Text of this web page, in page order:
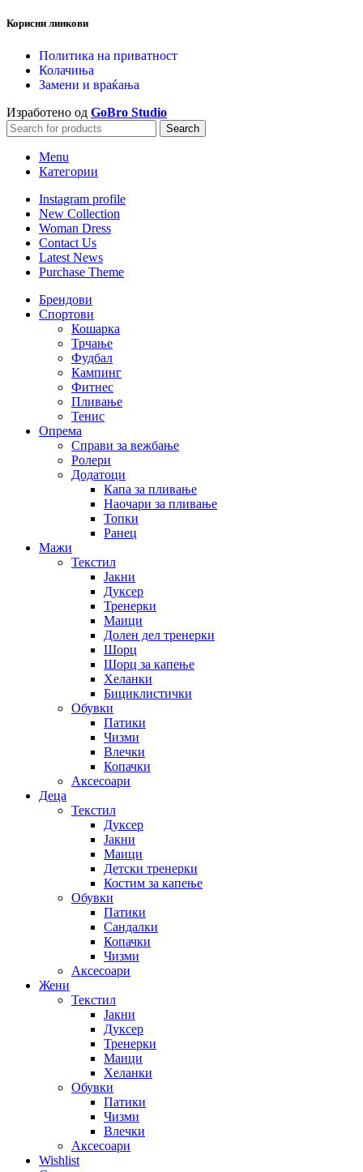
Корисни линкови
Политика на приватност
Колачиња
Замени и враќања
Изработено од GoBro Studio
Search
Menu
Категории
Instagram profile
New Collection
Woman Dress
Contact Us
Latest News
Purchase Theme
Брендови
Спортови
Кошарка
Трчање
Фудбал
Кампинг
Фитнес
Пливање
Тенис
Опрема
Справи за вежбање
Ролери
Додатоци
Капа за пливање
Наочари за пливање
Топки
Ранец
Мажи
Текстил
Јакни
Дуксер
Тренерки
Маици
Долен дел тренерки
Шорц
Шорц за капење
Хеланки
Бициклистички
Обувки
Патики
Чизми
Влечки
Копачки
Аксесоари
Деца
Текстил
Дуксер
Јакни
Маици
Детски тренерки
Костим за капење
Обувки
Патики
Сандалки
Копачки
Чизми
Аксесоари
Жени
Текстил
Јакни
Дуксер
Тренерки
Маици
Хеланки
Обувки
Патики
Чизми
Влечки
Аксесоари
Wishlist